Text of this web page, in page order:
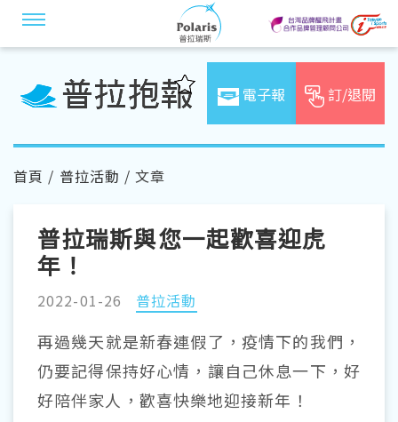
電子報 訂/退閱
首頁 / 普拉活動 / 文章
普拉瑞斯與您一起歡喜迎虎
年！
2022-01-26 普拉活動
再過幾天就是新春連假了，疫情下的我們，
仍要記得保持好心情，讓自己休息一下，好
好陪伴家人，歡喜快樂地迎接新年！